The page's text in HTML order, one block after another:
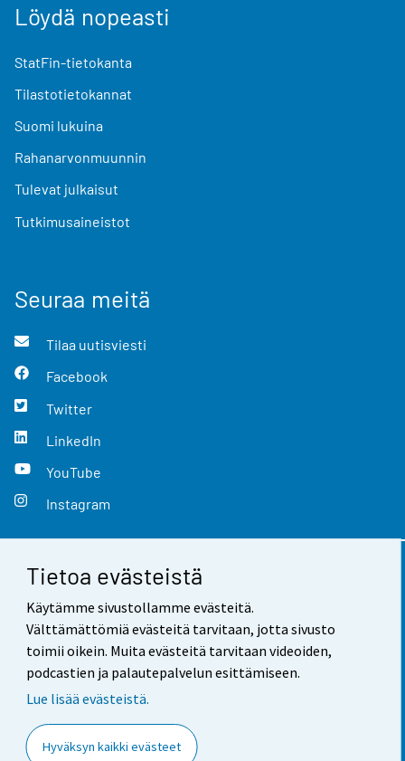
Tietoa evästeistä
Käytämme sivustollamme evästeitä.
Välttämättömiä evästeitä tarvitaan, jotta sivusto
toimii oikein. Muita evästeitä tarvitaan videoiden,
podcastien ja palautepalvelun esittämiseen.
Lue lisää evästeistä.
Hyväksyn kaikki evästeet
Löydä nopeasti
StatFin-tietokanta
Tilastotietokannat
Suomi lukuina
Rahanarvonmuunnin
Tulevat julkaisut
Tutkimusaineistot
Seuraa meitä
Tilaa uutisviesti
Facebook
Twitter
LinkedIn
YouTube
Instagram
Yhteystiedot
Palaute
Käyttöehdot
Saavutettavuus